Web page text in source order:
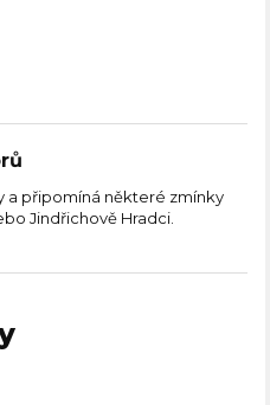
a připomíná některé zmínky
Jindřichově Hradci.